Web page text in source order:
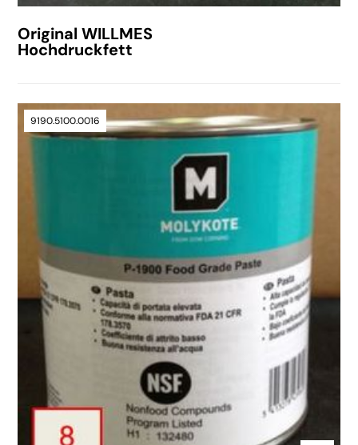
Original WILLMES
Hochdruckfett
9190.5100.0016